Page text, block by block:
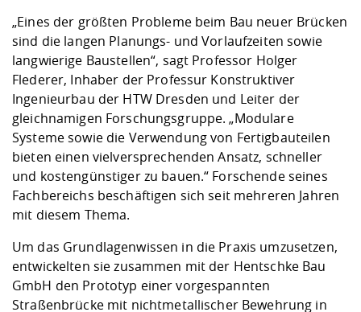
„Eines der größten Probleme beim Bau neuer Brücken
sind die langen Planungs- und Vorlaufzeiten sowie
langwierige Baustellen“, sagt Professor Holger
Flederer, Inhaber der Professur Konstruktiver
Ingenieurbau der HTW Dresden und Leiter der
gleichnamigen Forschungsgruppe. „Modulare
Systeme sowie die Verwendung von Fertigbauteilen
bieten einen vielversprechenden Ansatz, schneller
und kostengünstiger zu bauen.“ Forschende seines
Fachbereichs beschäftigen sich seit mehreren Jahren
mit diesem Thema.
Um das Grundlagenwissen in die Praxis umzusetzen,
entwickelten sie zusammen mit der Hentschke Bau
GmbH den Prototyp einer vorgespannten
Straßenbrücke mit nichtmetallischer Bewehrung in